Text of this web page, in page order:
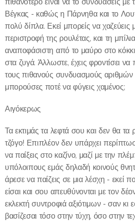
Βέγκας - καθώς η Πάρνηθα και το
πολύ δίπλα. Εκεί μπορείς να χαζεύεις
περιστροφή της ρουλέτας, και τη
αναποφάσιστη από το μαύρο στο
στα ζυγά. Άλλωστε, έχεις φροντίσει να
τους πιθανούς συνδυασμούς
μπορούσες ποτέ να φύγεις χαμένος;
Αιγόκερως
Τα εκτιμάς τα λεφτά σου και δεν θα τα
τζόγο! Επιπλέον δεν υπάρχει
να παίξεις στο καζίνο, μαζί με την
υπόλοιπους εμάς δηλαδή κοινούς
άρεσε να παίζεις σε μια λέσχη - εκεί
είσαι και σου απευθύνονται με τον
εκλεκτή συντροφιά αξιότιμων - σαν κι
βασίζεσαι τόσο στην τύχη, όσο στην